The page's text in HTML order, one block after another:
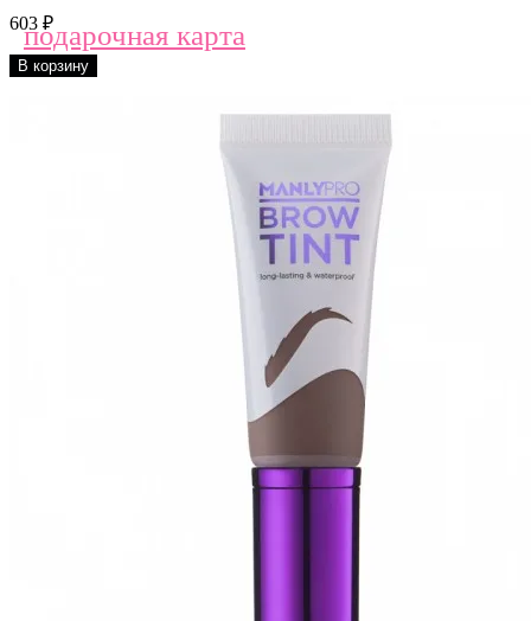
подарочная карта
603 ₽
В корзину